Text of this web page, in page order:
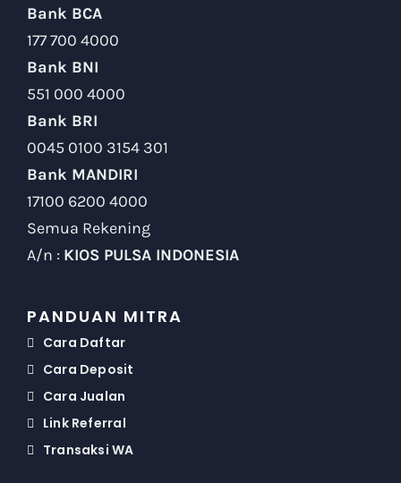
Bank BCA
177 700 4000
Bank BNI
551 000 4000
Bank BRI
0045 0100 3154 301
Bank MANDIRI
17100 6200 4000
Semua Rekening
A/n : KIOS PULSA INDONESIA
PANDUAN MITRA
Cara Daftar
Cara Deposit
Cara Jualan
Link Referral
Transaksi WA